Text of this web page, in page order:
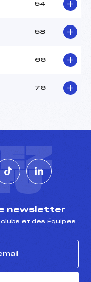
54
58
66
76
newsletter
clubs et des Équipes